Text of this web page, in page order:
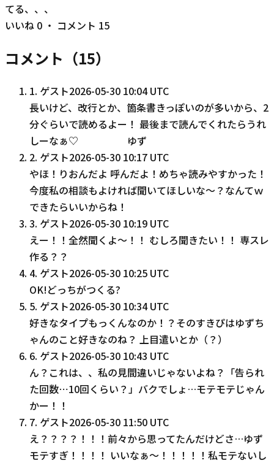
てる、、、
いいね 0 ・ コメント 15
コメント（15）
1. ゲスト2026-05-30 10:04 UTC
長いけど、改行とか、箇条書きっぽいのが多いから、2
分ぐらいで読めるよー！ 最後まで読んでくれたらうれ
しーなぁ♡ ゆず
2. ゲスト2026-05-30 10:17 UTC
やほ！りおんだよ 呼んだよ！めちゃ読みやすかった！
今度私の相談もよければ聞いてほしいな〜？なんてｗ
できたらいいからね！
3. ゲスト2026-05-30 10:19 UTC
えー！！全然聞くよ〜！！ むしろ聞きたい！！ 専スレ
作る？？
4. ゲスト2026-05-30 10:25 UTC
OK!どっちがつくる?
5. ゲスト2026-05-30 10:34 UTC
好きなタイプもっくんなのか！？そのすきぴはゆずち
ゃんのこと好きなのね？ 上目遣いとか（？）
6. ゲスト2026-05-30 10:43 UTC
ん？これは、、私の見間違いじゃないよね？「告られ
た回数⋯10回くらい？」バクでしょ…モテモテじゃん
かー！！
7. ゲスト2026-05-30 11:50 UTC
え？？？？！！！前々から思ってたんだけどさ…ゆず
モテすぎ！！！！ いいなぁ〜！！！！！私モテないし